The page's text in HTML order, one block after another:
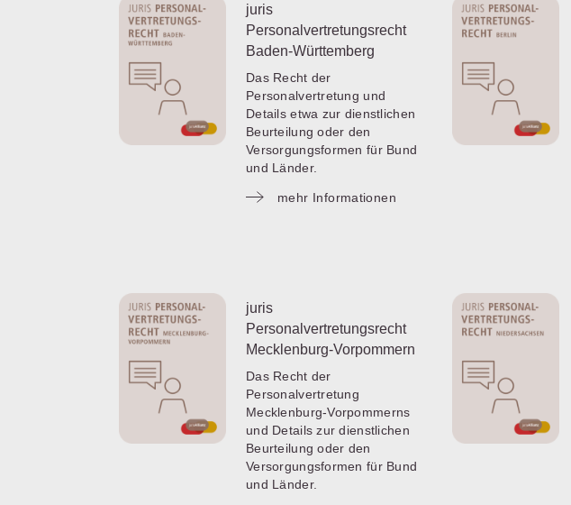
juris
Personalvertretungsrecht
Baden-Württemberg
Das Recht der
Personalvertretung und
Details etwa zur dienstlichen
Beurteilung oder den
Versorgungsformen für Bund
und Länder.
mehr Informationen
juris
Personalvertretungsrecht
Mecklenburg-Vorpommern
Das Recht der
Personalvertretung
Mecklenburg-Vorpommerns
und Details zur dienstlichen
Beurteilung oder den
Versorgungsformen für Bund
und Länder.